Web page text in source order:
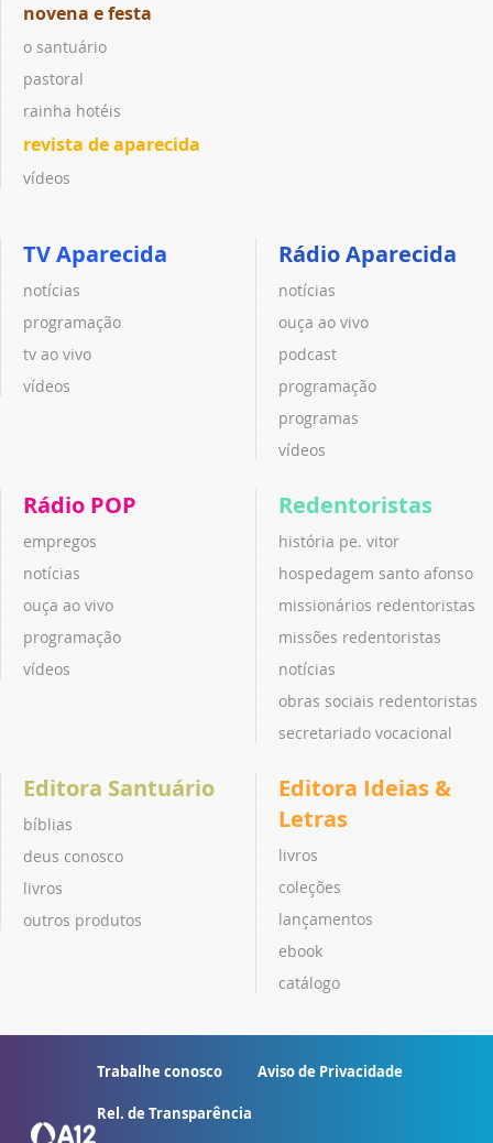
novena e festa
o santuário
pastoral
rainha hotéis
revista de aparecida
vídeos
TV Aparecida
notícias
programação
tv ao vivo
vídeos
Rádio Aparecida
notícias
ouça ao vivo
podcast
programação
programas
vídeos
Rádio POP
empregos
notícias
ouça ao vivo
programação
vídeos
Redentoristas
história pe. vitor
hospedagem santo afonso
missionários redentoristas
missões redentoristas
notícias
obras sociais redentoristas
secretariado vocacional
Editora Santuário
bíblias
deus conosco
livros
outros produtos
Editora Ideias &
Letras
livros
coleções
lançamentos
ebook
catálogo
Trabalhe conosco Aviso de Privacidade
Rel. de Transparência